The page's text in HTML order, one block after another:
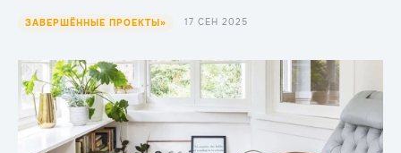
ЗАВЕРШЁННЫЕ ПРОЕКТЫ» 17 СЕН 2025